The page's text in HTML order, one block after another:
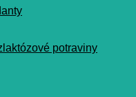
potraviny